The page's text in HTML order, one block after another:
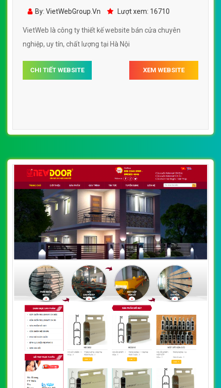
Anh đẹp, chuyên nghiệp chuẩn SEO
By: VietWebGroup.Vn Lượt xem: 16710
VietWeb là công ty thiết kế website bán cửa chuyên
nghiệp, uy tín, chất lượng tại Hà Nội
CHI TIẾT WEBSITE XEM WEBSITE